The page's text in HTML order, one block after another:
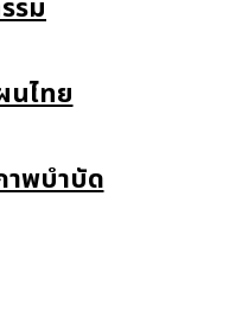
รม
ไทย
าพบำบัด